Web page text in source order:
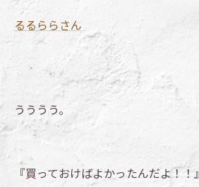
るるららさん
うううう。
『買っておけばよかったんだよ！！』